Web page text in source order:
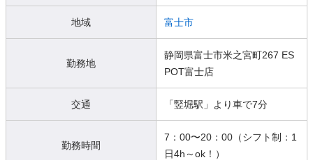
地域 富士市
勤務地
静岡県富士市米之宮町267 ES
POT富士店
交通 「竪堀駅」より車で7分
勤務時間
7：00〜20：00（シフト制：1
日4h～ok！）